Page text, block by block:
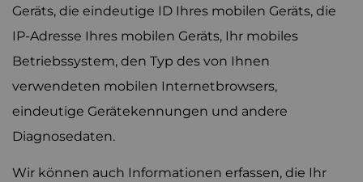
Geräts, die eindeutige ID Ihres mobilen Geräts, die
IP-Adresse Ihres mobilen Geräts, Ihr mobiles
Betriebssystem, den Typ des von Ihnen
verwendeten mobilen Internetbrowsers,
eindeutige Gerätekennungen und andere
Diagnosedaten.
Wir können auch Informationen erfassen, die Ihr